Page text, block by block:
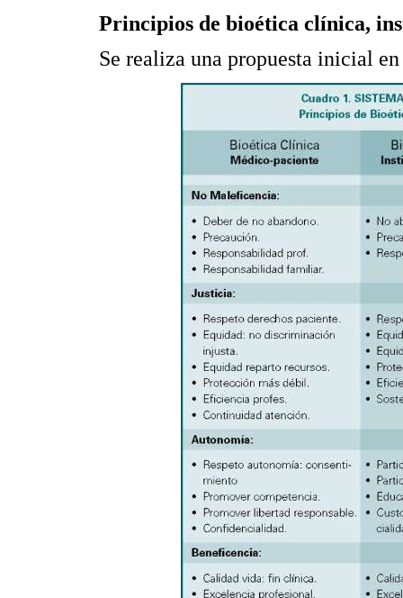
Principios de bioética clínica,
Se realiza una propuesta inicial